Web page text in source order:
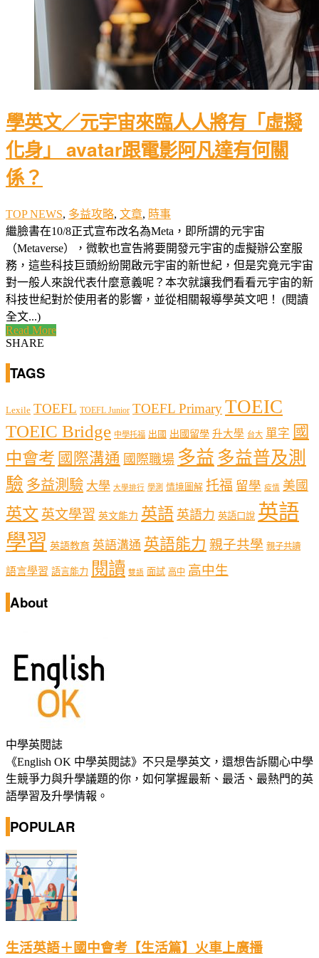
學英文／元宇宙來臨人人將有「虛擬
化身」 avatar跟電影阿凡達有何關
係？
TOP NEWS, 多益攻略, 文章, 時事
繼臉書在10/8正式宣布改名為Meta，即所謂的元宇宙
（Metaverse），微軟也宣告將要開發元宇宙的虛擬辦公室服
務，這些科技巨頭紛紛開啟元宇宙的新世紀，但是究竟元宇宙
對一般人來說代表什麼意義呢？本次就讓我們看看元宇宙的新
科技世紀對於使用者的影響，並從相關報導學英文吧！ (閱讀
全文...)
Read More
SHARE
TAGS
Lexile TOEFL TOEFL Junior TOEFL PrimaryTOEIC
TOEIC Bridge 中學托福 出國 出國留學 升大學 台大 單字 國
中會考 國際溝通 國際職場 多益 多益普及測
驗 多益測驗 大學 大學排行 學測 情境圖解 托福 留學 疫情 美國
英文 英文學習 英文能力 英語 英語力 英語口說 英語
學習 英語教育 英語溝通 英語能力 親子共學 親子共讀
語言學習 語言能力 閱讀 雙語 面試 高中 高中生
About
中學英閱誌
《English OK 中學英閱誌》不只是學英文，還想告訴關心中學
生競爭力與升學議題的你，如何掌握最新、最活、最熱門的英
語學習及升學情報。
POPULAR
生活英語＋國中會考【生活篇】火車上廣播